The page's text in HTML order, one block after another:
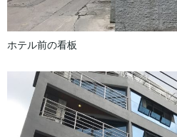
ホテル前の看板